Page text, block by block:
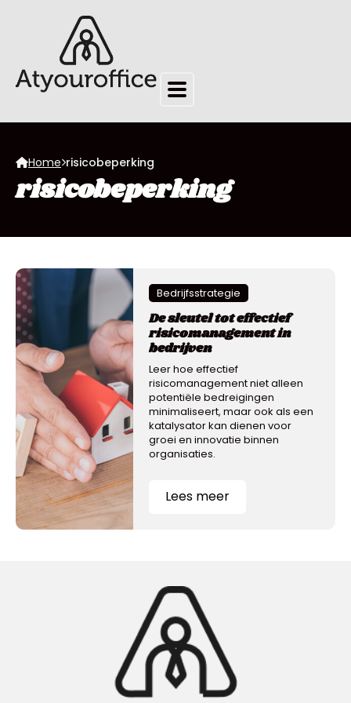
Home risicobeperking
risicobeperking
Bedrijfsstrategie
De sleutel tot effectief
risicomanagement in
bedrijven
Leer hoe effectief
risicomanagement niet alleen
potentiële bedreigingen
minimaliseert, maar ook als een
katalysator kan dienen voor
groei en innovatie binnen
organisaties.
Lees meer